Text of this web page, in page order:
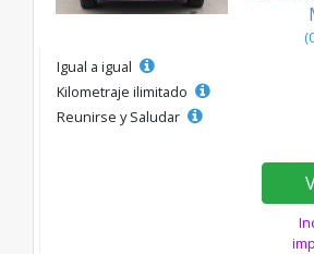
Igual a igual
Kilometraje ilimitado
Reunirse y Saludar